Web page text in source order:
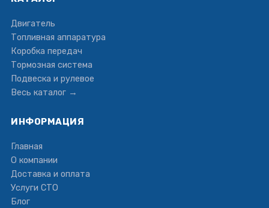
Двигатель
Топливная аппаратура
Коробка передач
Тормозная система
Подвеска и рулевое
Весь каталог →
ИНФОРМАЦИЯ
Главная
О компании
Доставка и оплата
Услуги СТО
Блог